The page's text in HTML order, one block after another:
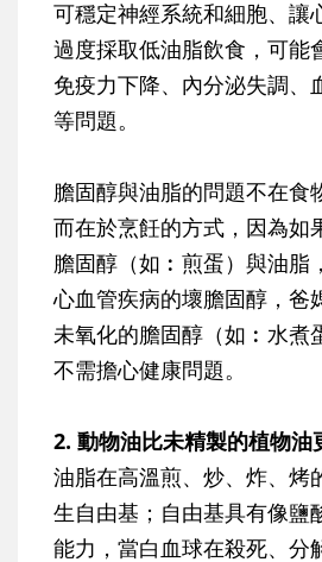
可穩定神經系統和細胞、讓
過度採取低油脂飲食，可能
免疫力下降、內分泌失調、
等問題。
膽固醇與油脂的問題不在食
而在於烹飪的方式，因為如
膽固醇（如︰煎蛋）與油脂
心血管疾病的壞膽固醇，爸
未氧化的膽固醇（如︰水煮
不需擔心健康問題。
2. 動物油比未精製的植物油
油脂在高溫煎、炒、炸、烤
生自由基；自由基具有像鹽
能力，當白血球在殺死、分